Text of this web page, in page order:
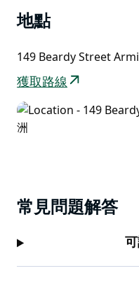
力。
NEAS 組織重要活動，
爾福德微型藝術展和夏
僅限會員的展覽。
每個月，畫廊都會策劃
其成員的作品，這些作
地點
149 Beardy Street
獲取路線
常見問題解答